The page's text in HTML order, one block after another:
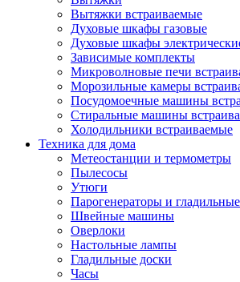
Магнитолы
Диктофоны
Домашние
Игровые
Аксессуары
Музыкальные
Аксессуары
Ди-джейское
Плееры blu-ray и
Проекционное
Аксессуары
Кронштейны
Вытяжки встраиваемые
Духовые шкафы газовые
Духовые шкафы
Зависимые комплекты
Микроволновые печи
Морозильные камеры
Посудомоечные машины
Стиральные машины
Холодильники встраиваемые
Техника для дома
Метеостанции и термометры
Пылесосы
Утюги
Парогенераторы и
Швейные машины
Оверлоки
Настольные лампы
Гладильные доски
Часы